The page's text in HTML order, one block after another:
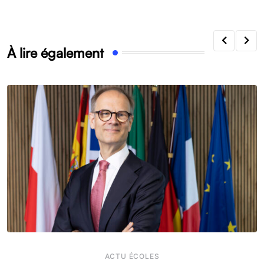
À lire également
ACTU ÉCOLES